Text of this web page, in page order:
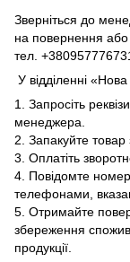
Зверніться до
на повернення
тел.
У відділенні
1. Запросіть
менеджера.
2. Запакуйте товар
3. Оплатіть
4. Повідомте
телефонами,
5. Отримайте
збереження
продукції.